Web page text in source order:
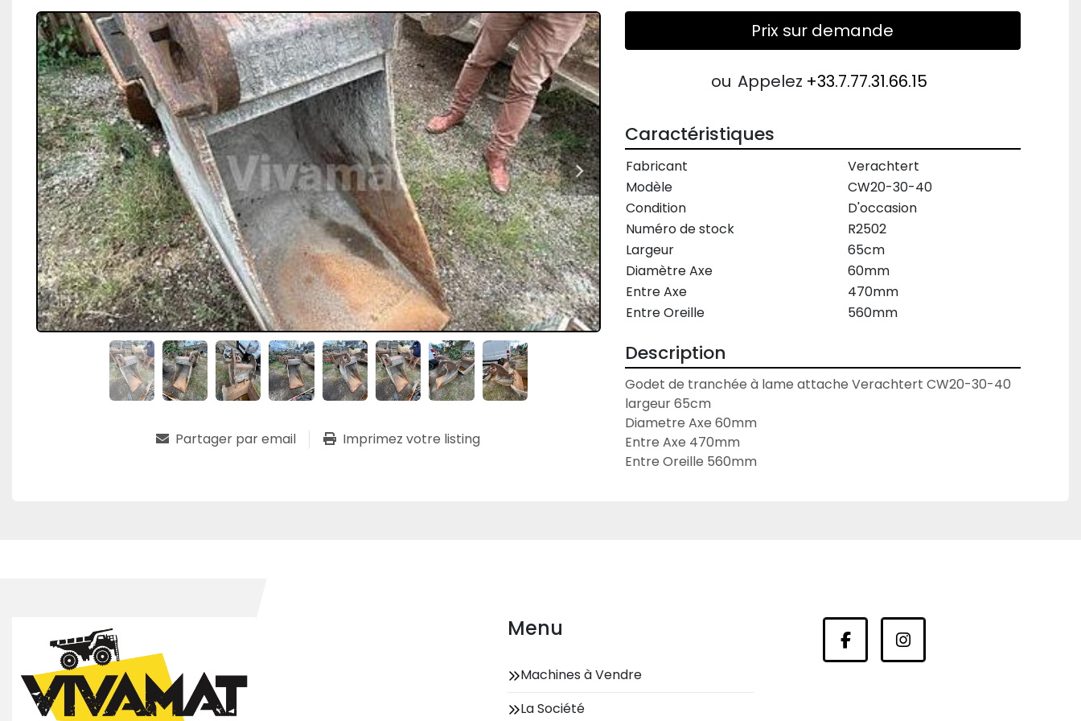
Prix sur demande
ou Appelez +33.7.77.31.66.15
Partager par email Imprimez votre listing
Caractéristiques
Fabricant
Verachtert
Modèle
CW20-30-40
Condition
D'occasion
Numéro de stock
R2502
Largeur
65cm
Diamètre Axe
60mm
Entre Axe
470mm
Entre Oreille
560mm
Description
Godet de tranchée à lame attache Verachtert CW20-30-40
largeur 65cm
Diametre Axe 60mm
Entre Axe 470mm
Entre Oreille 560mm
Menu
Machines à Vendre
La Société
facebookinstagram